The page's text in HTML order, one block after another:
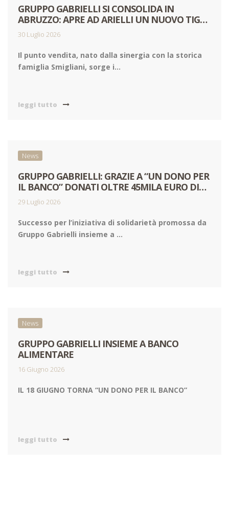
GRUPPO GABRIELLI SI CONSOLIDA IN
ABRUZZO: APRE AD ARIELLI UN NUOVO TIGRE
AMICO
30 Luglio 2026
Il punto vendita, nato dalla sinergia con la storica
famiglia Smigliani, sorge i...
leggi tutto
News
GRUPPO GABRIELLI: GRAZIE A “UN DONO PER
IL BANCO” DONATI OLTRE 45MILA EURO DI
ALIMENTI ALLE FAMIGLIE IN DIFFICOLTÀ
29 Luglio 2026
Successo per l’iniziativa di solidarietà promossa da
Gruppo Gabrielli insieme a ...
leggi tutto
News
GRUPPO GABRIELLI INSIEME A BANCO
ALIMENTARE
16 Giugno 2026
IL 18 GIUGNO TORNA “UN DONO PER IL BANCO”
leggi tutto